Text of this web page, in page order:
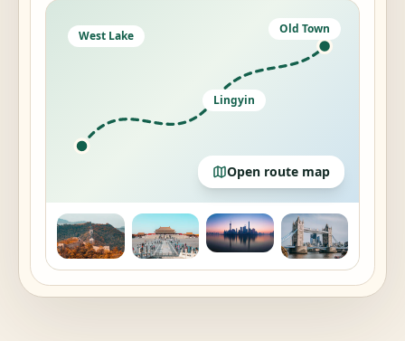
West Lake
Lingyin
Old Town
Open route map